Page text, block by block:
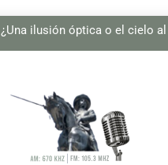
¿Una ilusión óptica o el cielo
Se adoptan medidas
¿Una ilusión óptica o el cielo
Se adoptan medidas
Realizan Expo Innovación